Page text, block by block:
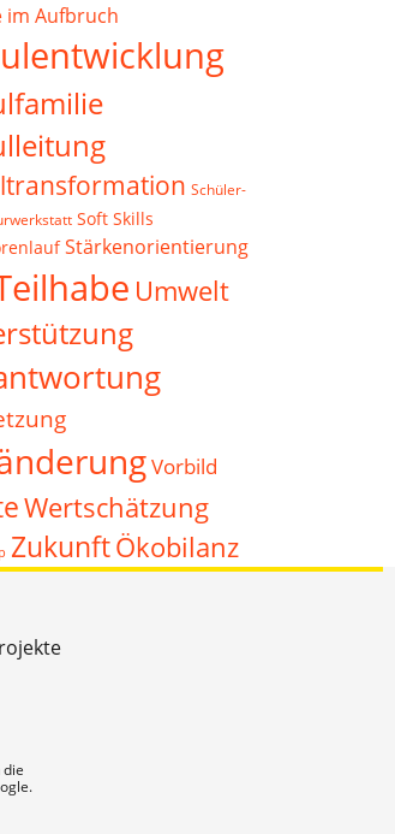
im Aufbruch
Schüler-
Soft Skills
Stärkenorientierung
Umwelt
Vorbild
Wertschätzung
ZukunftÖkobilanz